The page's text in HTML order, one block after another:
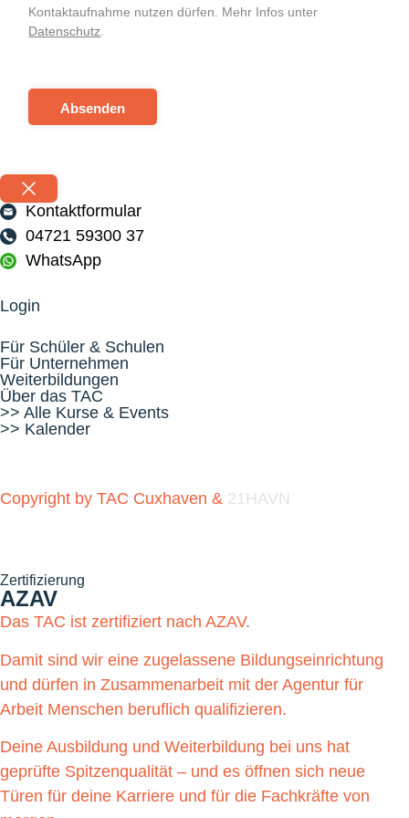
Kontaktaufnahme nutzen dürfen. Mehr Infos unter
Datenschutz.
Absenden
Kontaktformular
04721 59300 37
WhatsApp
Login
Für Schüler & Schulen
Für Unternehmen
Weiterbildungen
Über das TAC
>> Alle Kurse & Events
>> Kalender
Copyright by TAC Cuxhaven & 21HAVN
Zertifizierung
AZAV
Das TAC ist zertifiziert nach AZAV.
Damit sind wir eine zugelassene Bildungseinrichtung
und dürfen in Zusammenarbeit mit der Agentur für
Arbeit Menschen beruflich qualifizieren.
Deine Ausbildung und Weiterbildung bei uns hat
geprüfte Spitzenqualität – und es öffnen sich neue
Türen für deine Karriere und für die Fachkräfte von